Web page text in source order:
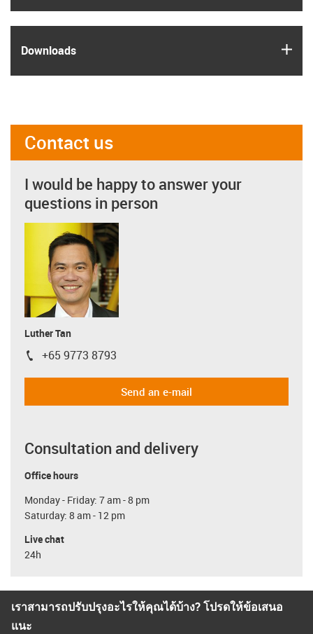
Downloads
Contact us
I would be happy to answer your
questions in person
Luther Tan
igus-icon-phone
+65 9773 8793
Send an e-mail
Consultation and delivery
Office hours
Monday - Friday: 7 am - 8 pm
Saturday: 8 am - 12 pm
Live chat
24h
เราสามารถปรับปรุงอะไรให้คุณได้บ้าง? โปรดให้ข้อเสนอ
แนะ